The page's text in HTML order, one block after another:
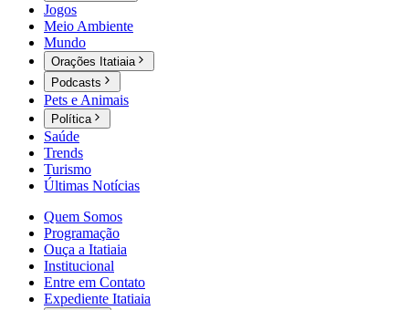
Jogos
Meio Ambiente
Mundo
Orações Itatiaia
Podcasts
Pets e Animais
Política
Saúde
Trends
Turismo
Últimas Notícias
Quem Somos
Programação
Ouça a Itatiaia
Institucional
Entre em Contato
Expediente Itatiaia